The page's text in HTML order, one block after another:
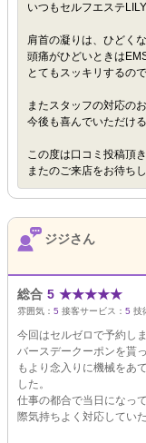
いつもセルフエステ
肩首の凝りは、ひどく
頭痛がひどいときは
とてもスッキリするの
またスタッフの対応の
今後も喜んでいただけ
この度は口コミ投稿頂
またのご来店をお待ち
ジジさん
総合 5 ★★★★★
雰囲気： 5 接客サービス： 5 技
今回はセルゼロで予約しま
バースデークーポンを貰
もより念入りに機械をあ
した。
仕事の都合で当日になっ
際気持ちよく対応してい